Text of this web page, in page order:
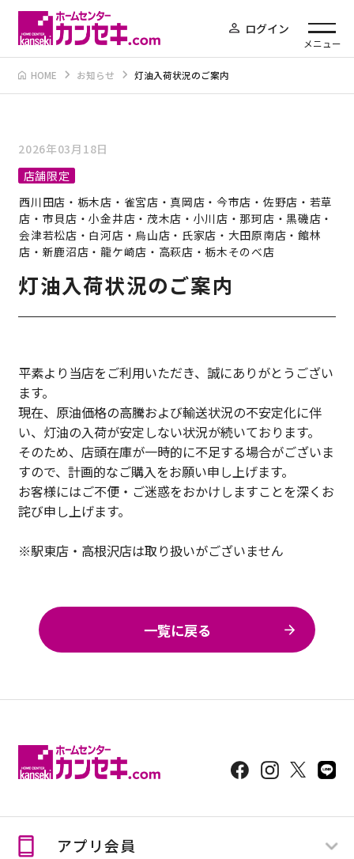
メニュー
ログイン
HOME お知らせ 灯油入荷状況のご案内
2026年03月18日
店舗限定
西川田店・栃木店・雀宮店・真岡店・今市店・佐野店・若草
店・市貝店・小金井店・茂木店・小川店・那珂店・黒磯店・
会津若松店・白河店・烏山店・氏家店・大田原南店・館林
店・新鹿沼店・龍ケ崎店・高萩店・栃木そのべ店
灯油入荷状況のご案内
平素より当店をご利用いただき、誠にありがとうござい
ます。
現在、原油価格の高騰および輸送状況の不安定化に伴
い、灯油の入荷が安定しない状況が続いております。
そのため、店頭在庫が一時的に不足する場合がございま
すので、計画的なご購入をお願い申し上げます。
お客様にはご不便・ご迷惑をおかけしますことを深くお
詫び申し上げます。
※駅東店・高根沢店は取り扱いがございません
一覧に戻る
アプリ会員